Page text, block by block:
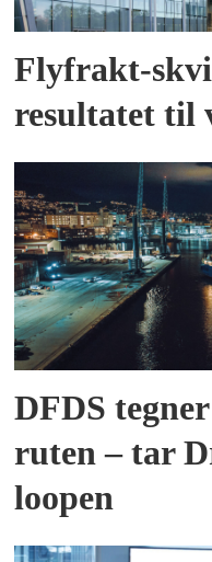
Flyfrakt-
resultatet til
DFDS
ruten – tar
loopen